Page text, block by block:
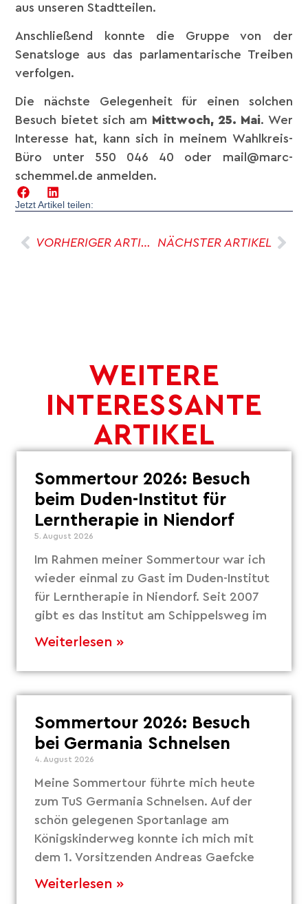
aus unseren Stadtteilen.
Anschließend konnte die Gruppe von der
Senatsloge aus das parlamentarische Treiben
verfolgen.
Die nächste Gelegenheit für einen solchen
Besuch bietet sich am Mittwoch, 25. Mai. Wer
Interesse hat, kann sich in meinem Wahlkreis-
Büro unter 550 046 40 oder mail@marc-
schemmel.de anmelden.
Jetzt Artikel teilen:
VORHERIGER ARTIKEL NÄCHSTER ARTIKEL
WEITERE
INTERESSANTE
ARTIKEL
Sommertour 2026: Besuch
beim Duden-Institut für
Lerntherapie in Niendorf
5. August 2026
Im Rahmen meiner Sommertour war ich
wieder einmal zu Gast im Duden-Institut
für Lerntherapie in Niendorf. Seit 2007
gibt es das Institut am Schippelsweg im
Weiterlesen »
Sommertour 2026: Besuch
bei Germania Schnelsen
4. August 2026
Meine Sommertour führte mich heute
zum TuS Germania Schnelsen. Auf der
schön gelegenen Sportanlage am
Königskinderweg konnte ich mich mit
dem 1. Vorsitzenden Andreas Gaefcke
Weiterlesen »